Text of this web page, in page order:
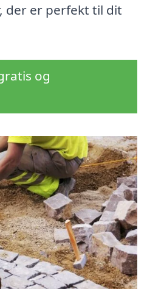
er perfekt til dit
og